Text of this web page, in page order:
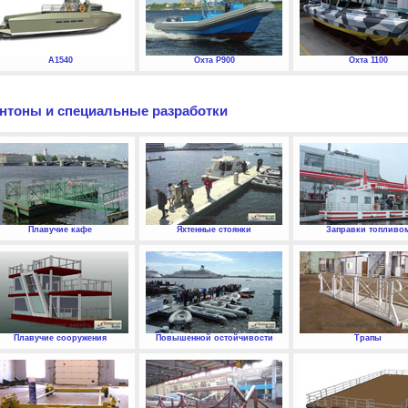
А1540 Охта P900 Охта 1100
и специальные разработки
Плавучие кафе Яхтенные стоянки Заправки
Плавучие сооружения Повышенной остойчивости Трапы